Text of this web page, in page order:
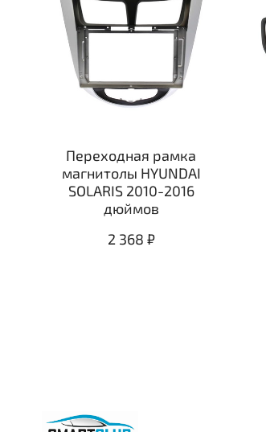
Переходная рамка
магнитолы HYUNDAI
SOLARIS 2010-2016
дюймов
2 368 ₽